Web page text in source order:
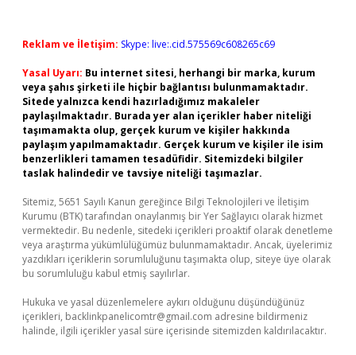
Reklam ve İletişim: Skype: live:.cid.575569c608265c69
Yasal Uyarı: Bu internet sitesi, herhangi bir marka, kurum
veya şahıs şirketi ile hiçbir bağlantısı bulunmamaktadır.
Sitede yalnızca kendi hazırladığımız makaleler
paylaşılmaktadır. Burada yer alan içerikler haber niteliği
taşımamakta olup, gerçek kurum ve kişiler hakkında
paylaşım yapılmamaktadır. Gerçek kurum ve kişiler ile isim
benzerlikleri tamamen tesadüfidir. Sitemizdeki bilgiler
taslak halindedir ve tavsiye niteliği taşımazlar.
Sitemiz, 5651 Sayılı Kanun gereğince Bilgi Teknolojileri ve İletişim
Kurumu (BTK) tarafından onaylanmış bir Yer Sağlayıcı olarak hizmet
vermektedir. Bu nedenle, sitedeki içerikleri proaktif olarak denetleme
veya araştırma yükümlülüğümüz bulunmamaktadır. Ancak, üyelerimiz
yazdıkları içeriklerin sorumluluğunu taşımakta olup, siteye üye olarak
bu sorumluluğu kabul etmiş sayılırlar.
Hukuka ve yasal düzenlemelere aykırı olduğunu düşündüğünüz
içerikleri, backlinkpanelicomtr@gmail.com adresine bildirmeniz
halinde, ilgili içerikler yasal süre içerisinde sitemizden kaldırılacaktır.